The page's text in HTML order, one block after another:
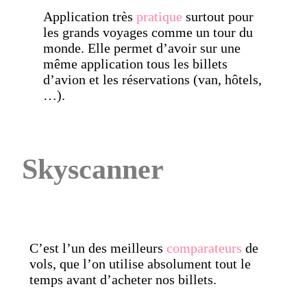
Application très pratique surtout pour
les grands voyages comme un tour du
monde. Elle permet d’avoir sur une
même application tous les billets
d’avion et les réservations (van, hôtels,
…).
Skyscanner
C’est l’un des meilleurs comparateurs de
vols, que l’on utilise absolument tout le
temps avant d’acheter nos billets.